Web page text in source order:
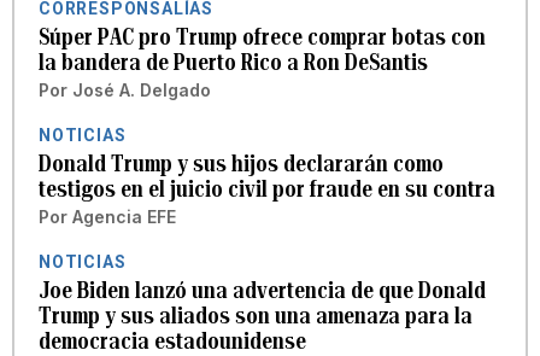
CORRESPONSALÍAS
Súper PAC pro Trump ofrece comprar botas con
la bandera de Puerto Rico a Ron DeSantis
Por José A. Delgado
NOTICIAS
Donald Trump y sus hijos declararán como
testigos en el juicio civil por fraude en su contra
Por Agencia EFE
NOTICIAS
Joe Biden lanzó una advertencia de que Donald
Trump y sus aliados son una amenaza para la
democracia estadounidense